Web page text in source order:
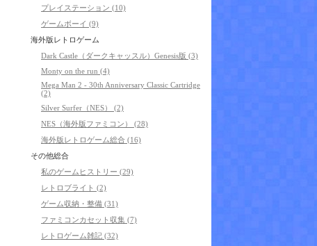
プレイステーション (10)
ゲームボーイ (9)
海外版レトロゲーム
Dark Castle（ダークキャッスル）Genesis版 (3)
Monty on the run (4)
Mega Man 2 - 30th Anniversary Classic Cartridge
(2)
Silver Surfer（NES） (2)
NES（海外版ファミコン） (28)
海外版レトロゲーム総合 (16)
その他総合
私のゲームヒストリー (29)
レトロブライト (2)
ゲーム収納・整備 (31)
ファミコンカセット収集 (7)
レトロゲーム雑記 (32)